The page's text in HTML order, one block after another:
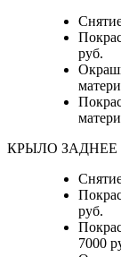
руб.
КРЫЛО ЗАДНЕЕ
руб.
7000